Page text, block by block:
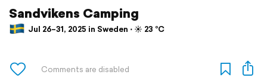
Sandvikens Camping
Jul 26–31, 2025 in Sweden ⋅ ☀️ 23 °C